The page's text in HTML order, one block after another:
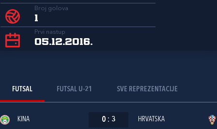
Broj golova
1
Prvi nastup
05.12.2016.
FUTSAL FUTSAL U-21 SVE REPREZENTACIJE
KINA 0 : 3 HRVATSKA